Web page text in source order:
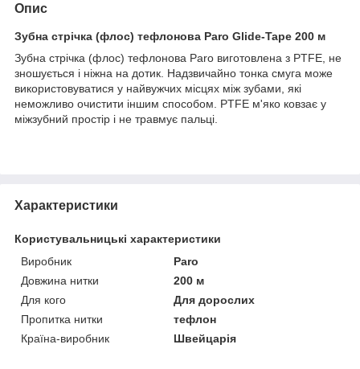
Опис
Зубна стрічка (флос) тефлонова Paro Glide-Tape 200 м
Зубна стрічка (флос) тефлонова Paro виготовлена ​​з PTFE, не
зношується і ніжна на дотик. Надзвичайно тонка смуга може
використовуватися у найвужчих місцях між зубами, які
неможливо очистити іншим способом. PTFE м'яко ковзає у
міжзубний простір і не травмує пальці.
Характеристики
Користувальницькі характеристики
Виробник
Paro
Довжина нитки
200 м
Для кого
Для дорослих
Пропитка нитки
тефлон
Країна-виробник
Швейцарія